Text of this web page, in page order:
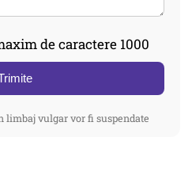
de caractere 1000
limbaj vulgar vor fi suspendate